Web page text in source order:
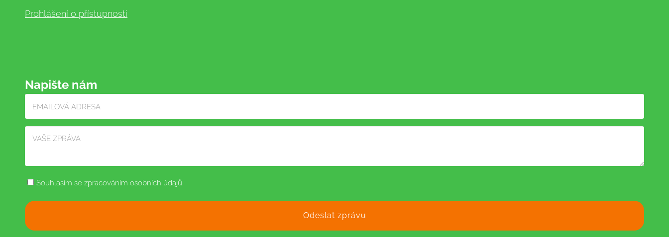
Prohlášení o přístupnosti
Napište nám
Souhlasím se zpracováním osobních údajů